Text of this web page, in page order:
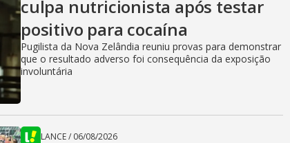
culpa nutricionista após testar
positivo para cocaína
Pugilista da Nova Zelândia reuniu provas para demonstrar
que o resultado adverso foi consequência da exposição
involuntária
LANCE/ 06/08/2026